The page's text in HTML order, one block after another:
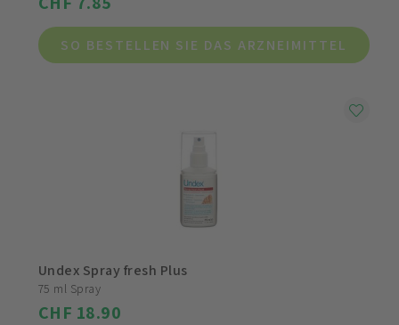
SO BESTELLEN SIE DAS ARZNEIMITTEL
Undex Spray fresh Plus
75 ml Spray
CHF 18.90